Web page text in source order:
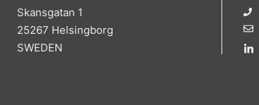
Skansgatan 1
25267 Helsingborg
SWEDEN